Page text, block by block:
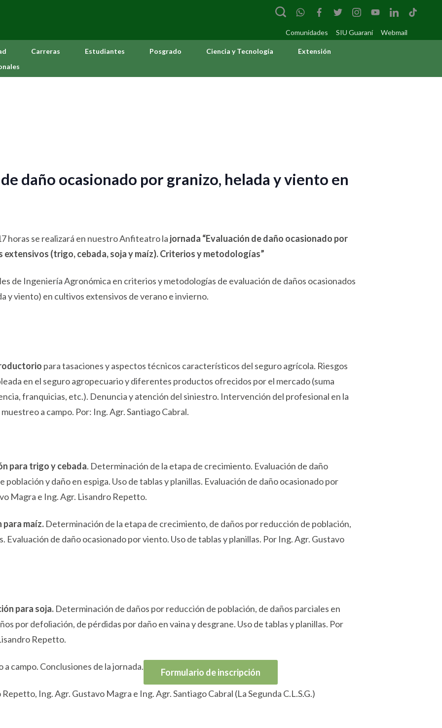
Comunidades SIU Guaraní Webmail
Carreras Estudiantes Posgrado Ciencia y Tecnología
Extensión
daño ocasionado por granizo, helada y viento en
horas se realizará en nuestro Anfiteatro la jornada “Evaluación de daño ocasionado por
(trigo, cebada, soja y maíz). Criterios y metodologías”
de Ingeniería Agronómica en criterios y metodologías de evaluación de daños ocasionados
y viento) en cultivos extensivos de verano e invierno.
para tasaciones y aspectos técnicos característicos del seguro agrícola. Riesgos
en el seguro agropecuario y diferentes productos ofrecidos por el mercado (suma
franquicias, etc.). Denuncia y atención del siniestro. Intervención del profesional en la
a campo. Por: Ing. Agr. Santiago Cabral.
para trigo y cebada. Determinación de la etapa de crecimiento. Evaluación de daño
y daño en espiga. Uso de tablas y planillas. Evaluación de daño ocasionado por
Magra e Ing. Agr. Lisandro Repetto.
maíz. Determinación de la etapa de crecimiento, de daños por reducción de población,
Evaluación de daño ocasionado por viento. Uso de tablas y planillas. Por Ing. Agr. Gustavo
para soja. Determinación de daños por reducción de población, de daños parciales en
por defoliación, de pérdidas por daño en vaina y desgrane. Uso de tablas y planillas. Por
Repetto.
campo. Conclusiones de la jornada.
Formulario de inscripción
Ing. Agr. Gustavo Magra e Ing. Agr. Santiago Cabral (La Segunda C.L.S.G.)